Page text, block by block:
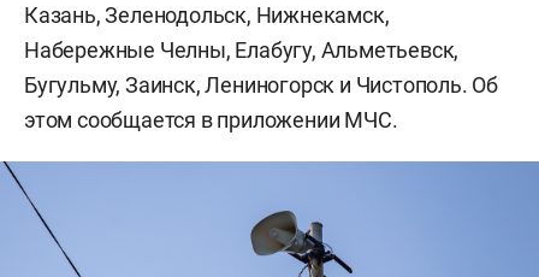
Казань, Зеленодольск, Нижнекамск,
Набережные Челны, Елабугу, Альметьевск,
Бугульму, Заинск, Лениногорск и Чистополь. Об
этом сообщается в приложении МЧС.